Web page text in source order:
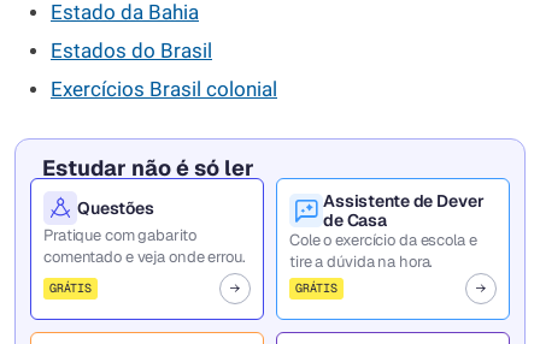
Estado da Bahia
Estados do Brasil
Exercícios Brasil colonial
Estudar não é só ler
Questões
Pratique com gabarito
comentado e veja onde errou.
GRÁTIS
Assistente de Dever
de Casa
Cole o exercício da escola e
tire a dúvida na hora.
GRÁTIS